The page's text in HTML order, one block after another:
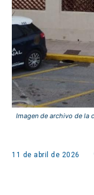
Imagen de archivo de la
11 de abril de 2026